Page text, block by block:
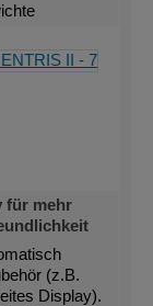
für mehr
(z.B.
Display).